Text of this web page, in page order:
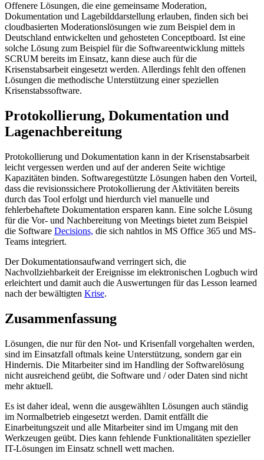
Offenere Lösungen, die eine gemeinsame Moderation,
Dokumentation und Lagebilddarstellung erlauben, finden sich bei
cloudbasierten Moderationslösungen wie zum Beispiel dem in
Deutschland entwickelten und gehosteten Conceptboard. Ist eine
solche Lösung zum Beispiel für die Softwareentwicklung mittels
SCRUM bereits im Einsatz, kann diese auch für die
Krisenstabsarbeit eingesetzt werden. Allerdings fehlt den offenen
Lösungen die methodische Unterstützung einer speziellen
Krisenstabssoftware.
Protokollierung, Dokumentation und
Lagenachbereitung
Protokollierung und Dokumentation kann in der Krisenstabsarbeit
leicht vergessen werden und auf der anderen Seite wichtige
Kapazitäten binden. Softwaregestützte Lösungen haben den Vorteil,
dass die revisionssichere Protokollierung der Aktivitäten bereits
durch das Tool erfolgt und hierdurch viel manuelle und
fehlerbehaftete Dokumentation ersparen kann. Eine solche Lösung
für die Vor- und Nachbereitung von Meetings bietet zum Beispiel
die Software Decisions, die sich nahtlos in MS Office 365 und MS-
Teams integriert.
Der Dokumentationsaufwand verringert sich, die
Nachvollziehbarkeit der Ereignisse im elektronischen Logbuch wird
erleichtert und damit auch die Auswertungen für das Lesson learned
nach der bewältigten Krise.
Zusammenfassung
Lösungen, die nur für den Not- und Krisenfall vorgehalten werden,
sind im Einsatzfall oftmals keine Unterstützung, sondern gar ein
Hindernis. Die Mitarbeiter sind im Handling der Softwarelösung
nicht ausreichend geübt, die Software und / oder Daten sind nicht
mehr aktuell.
Es ist daher ideal, wenn die ausgewählten Lösungen auch ständig
im Normalbetrieb eingesetzt werden. Damit entfällt die
Einarbeitungszeit und alle Mitarbeiter sind im Umgang mit den
Werkzeugen geübt. Dies kann fehlende Funktionalitäten spezieller
IT-Lösungen im Einsatz schnell wett machen.